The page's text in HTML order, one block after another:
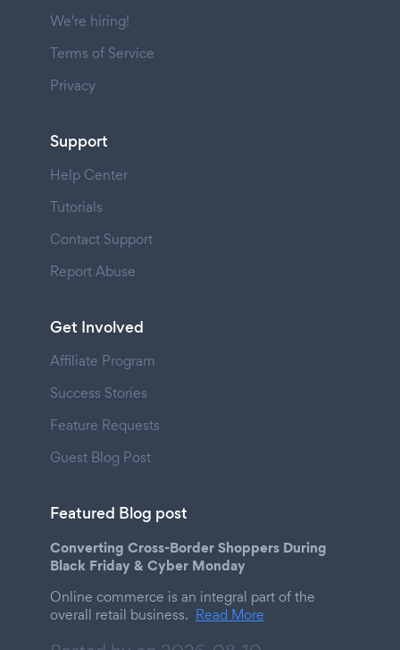
We're hiring!
Terms of Service
Privacy
Support
Help Center
Tutorials
Contact Support
Report Abuse
Get Involved
Affiliate Program
Success Stories
Feature Requests
Guest Blog Post
Featured Blog post
Converting Cross-Border Shoppers During
Black Friday & Cyber Monday
Online commerce is an integral part of the
overall retail business. Read More